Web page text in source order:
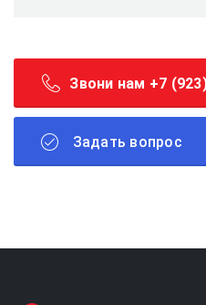
Звони нам +7
Задать вопрос